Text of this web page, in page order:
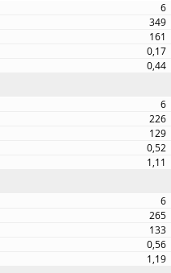
6
349
161
0,17
0,44
6
226
129
0,52
1,11
6
265
133
0,56
1,19